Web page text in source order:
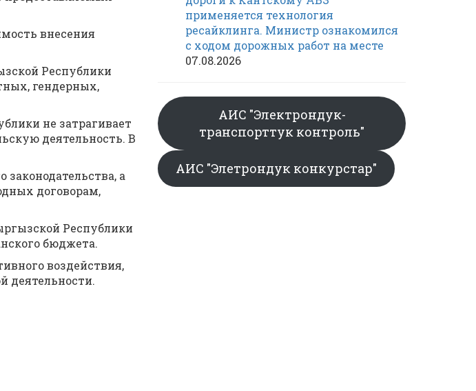
внесения
Республики
гендерных,
не затрагивает
деятельность. В
а
договорам,
Республики
бюджета.
воздействия,
деятельности.
применяется технология
ресайклинга. Министр ознакомился
с ходом дорожных работ на месте
07.08.2026
АИС "Электрондук-
транспорттук контроль"
АИС "Элетрондук конкурстар"